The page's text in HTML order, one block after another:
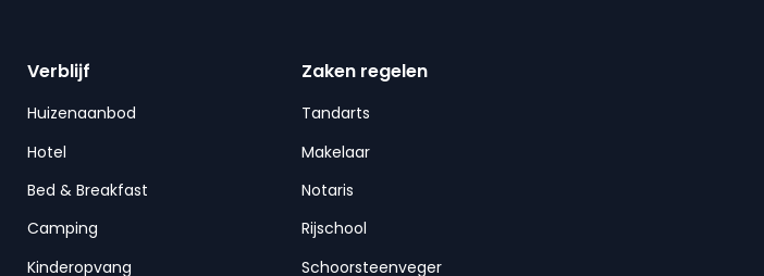
Verblijf
Huizenaanbod
Hotel
Bed & Breakfast
Camping
Kinderopvang
Zaken regelen
Tandarts
Makelaar
Notaris
Rijschool
Schoorsteenveger